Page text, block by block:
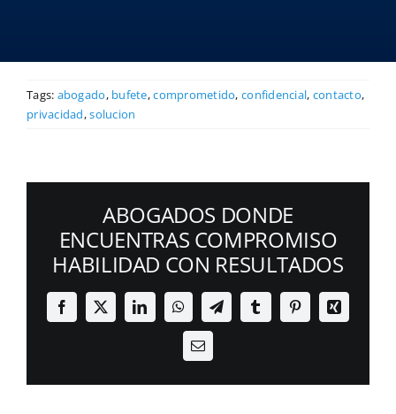
Tags: abogado, bufete,comprometido,confidencial, contacto,
privacidad,solucion
ABOGADOS DONDE
ENCUENTRAS COMPROMISO
HABILIDAD CON RESULTADOS
Facebook
X LinkedInWhatsAppTelegramTumblrPinterestXing
Email